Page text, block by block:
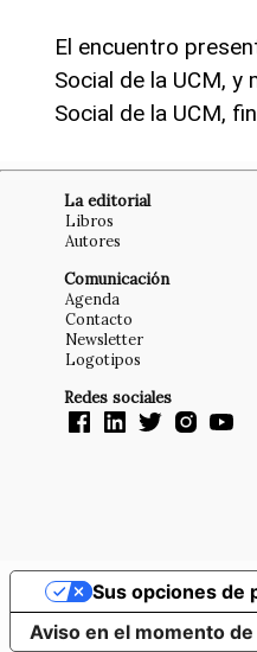
El encuentro
Social de la UCM, y
Social de la UCM,
La editorial
Libros
Autores
Comunicación
Agenda
Contacto
Newsletter
Logotipos
Redes sociales
Aviso en el momento
Sus opciones de